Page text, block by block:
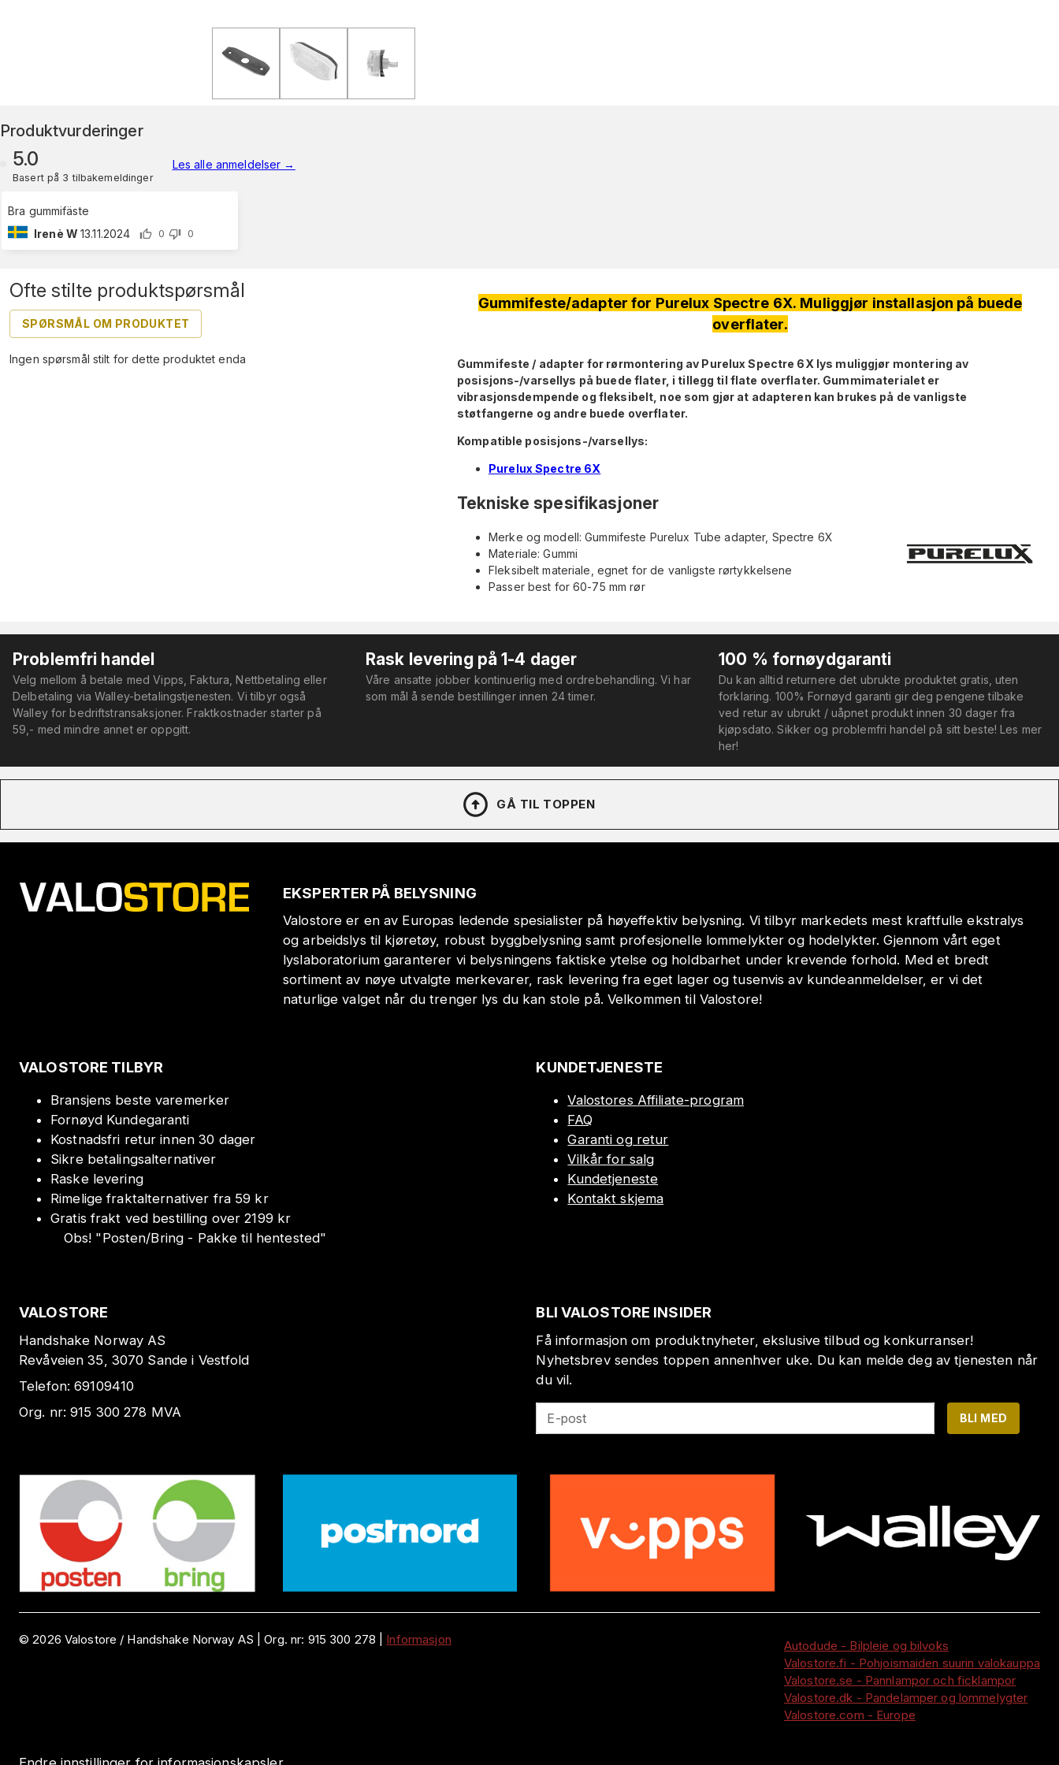
Produktvurderinger
5.0
Basert på 3 tilbakemeldinger
Les alle anmeldelser →
Bra gummifäste
Irenè W 13.11.2024 0 0
Ofte stilte produktspørsmål
SPØRSMÅL OM PRODUKTET
Ingen spørsmål stilt for dette produktet enda
Gummifeste/adapter for Purelux Spectre 6X. Muliggjør installasjon på buede
overflater.
Gummifeste / adapter for rørmontering av Purelux Spectre 6X lys muliggjør montering av
posisjons-/varsellys på buede flater, i tillegg til flate overflater. Gummimaterialet er
vibrasjonsdempende og fleksibelt, noe som gjør at adapteren kan brukes på de vanligste
støtfangerne og andre buede overflater.
Kompatible posisjons-/varsellys:
Purelux Spectre 6X
Tekniske spesifikasjoner
Merke og modell: Gummifeste Purelux Tube adapter, Spectre 6X
Materiale: Gummi
Fleksibelt materiale, egnet for de vanligste rørtykkelsene
Passer best for 60-75 mm rør
Problemfri handel
Velg mellom å betale med Vipps, Faktura, Nettbetaling eller
Delbetaling via Walley-betalingstjenesten. Vi tilbyr også
Walley for bedriftstransaksjoner. Fraktkostnader starter på
59,- med mindre annet er oppgitt.
Rask levering på 1-4 dager
Våre ansatte jobber kontinuerlig med ordrebehandling. Vi har
som mål å sende bestillinger innen 24 timer.
100 % fornøydgaranti
Du kan alltid returnere det ubrukte produktet gratis, uten
forklaring. 100% Fornøyd garanti gir deg pengene tilbake
ved retur av ubrukt / uåpnet produkt innen 30 dager fra
kjøpsdato. Sikker og problemfri handel på sitt beste! Les mer
her!
GÅ TIL TOPPEN
EKSPERTER PÅ BELYSNING
Valostore er en av Europas ledende spesialister på høyeffektiv belysning. Vi tilbyr markedets mest kraftfulle ekstralys
og arbeidslys til kjøretøy, robust byggbelysning samt profesjonelle lommelykter og hodelykter. Gjennom vårt eget
lyslaboratorium garanterer vi belysningens faktiske ytelse og holdbarhet under krevende forhold. Med et bredt
sortiment av nøye utvalgte merkevarer, rask levering fra eget lager og tusenvis av kundeanmeldelser, er vi det
naturlige valget når du trenger lys du kan stole på. Velkommen til Valostore!
VALOSTORE TILBYR
Bransjens beste varemerker
Fornøyd Kundegaranti
Kostnadsfri retur innen 30 dager
Sikre betalingsalternativer
Raske levering
Rimelige fraktalternativer fra 59 kr
Gratis frakt ved bestilling over 2199 kr
Obs! "Posten/Bring - Pakke til hentested"
KUNDETJENESTE
Valostores Affiliate-program
FAQ
Garanti og retur
Vilkår for salg
Kundetjeneste
Kontakt skjema
VALOSTORE
Handshake Norway AS
Revåveien 35, 3070 Sande i Vestfold
Telefon:69109410
Org. nr:915 300 278 MVA
BLI VALOSTORE INSIDER
Få informasjon om produktnyheter, ekslusive tilbud og konkurranser!
Nyhetsbrev sendes toppen annenhver uke. Du kan melde deg av tjenesten når
du vil.
E-post BLI MED
©2026 Valostore / Handshake Norway AS |Org. nr: 915 300 278 Informasjon
Autodude - Bilpleie og bilvoks
Valostore.fi - Pohjoismaiden suurin valokauppa
Valostore.se - Pannlampor och ficklampor
Valostore.dk - Pandelamper og lommelygter
Valostore.com - Europe